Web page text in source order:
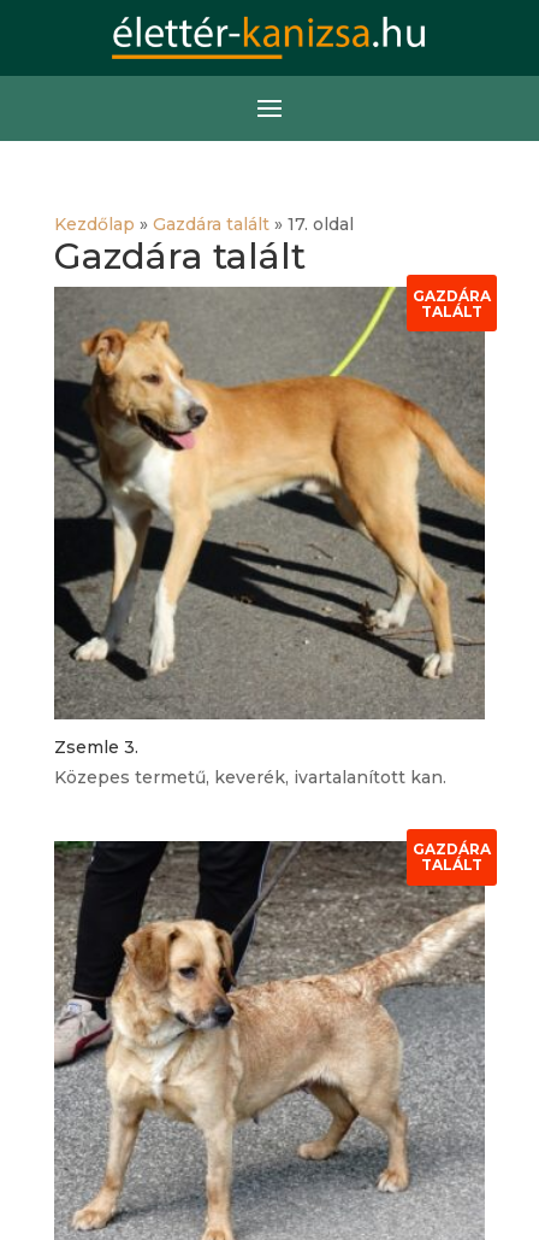
Kezdőlap » Gazdára talált» 17. oldal
Gazdára talált
GAZDÁRA
TALÁLT
Zsemle 3.
Közepes termetű, keverék, ivartalanított kan.
GAZDÁRA
TALÁLT